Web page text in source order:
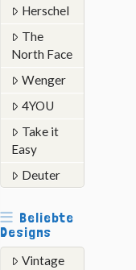
Herschel
The
North Face
Wenger
4YOU
Take it
Easy
Deuter
Beliebte
Designs
Vintage